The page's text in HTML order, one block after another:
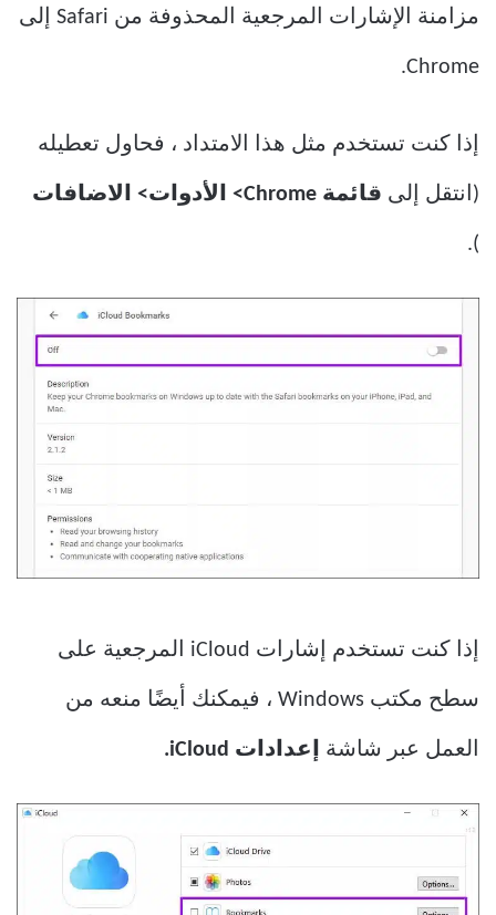
مزامنة الإشارات المرجعية المحذوفة من Safari إلى
Chrome.
إذا كنت تستخدم مثل هذا الامتداد ، فحاول تعطيله
(انتقل إلى قائمة Chrome> الأدوات> الاضافات
).
إذا كنت تستخدم إشارات iCloud المرجعية على
سطح مكتب Windows ، فيمكنك أيضًا منعه من
العمل عبر شاشة إعدادات iCloud.